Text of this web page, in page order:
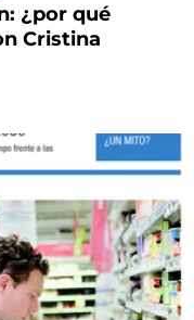
¿por qué
Cristina